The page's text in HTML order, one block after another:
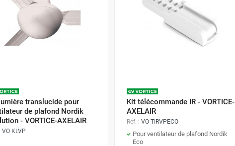
translucide pour
de plafond Nordik
- VORTICE-AXELAIR
VO KLVP
Kit télécommande IR - VORTICE-
AXELAIR
Réf. : VO TIRVPECO
Pour ventilateur de plafond Nordik
Eco